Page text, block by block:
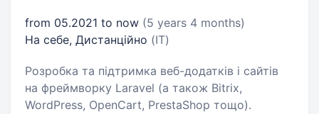
from 05.2021 to now (5 years 4 months)
На себе, Дистанційно (IT)
Розробка та підтримка веб-додатків і сайтів
на фреймворку Laravel (а також Bitrix,
WordPress, OpenCart, PrestaShop тощо).